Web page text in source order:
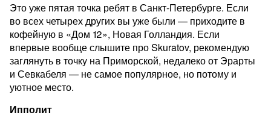
Это уже пятая точка ребят в Санкт-Петербурге. Если
во всех четырех других вы уже были — приходите в
кофейную в «Дом 12», Новая Голландия. Если
впервые вообще слышите про Skuratov, рекомендую
заглянуть в точку на Приморской, недалеко от Эрарты
и Севкабеля — не самое популярное, но потому и
уютное место.
Ипполит